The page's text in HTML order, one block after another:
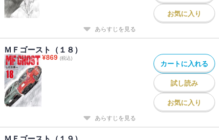
お気に入り
あらすじを見る
ＭＦゴースト（１８）
¥869 (税込)
カートに入れる
試し読み
お気に入り
あらすじを見る